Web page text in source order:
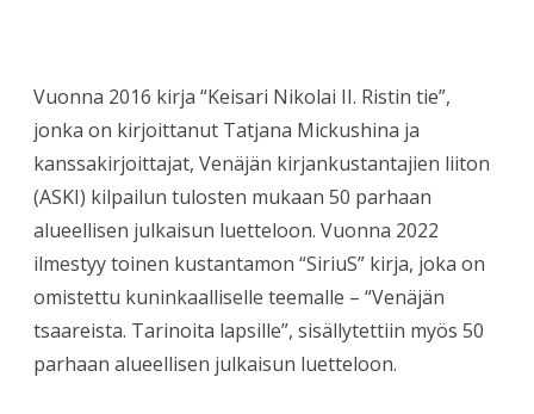
Vuonna 2016 kirja “Keisari Nikolai II. Ristin tie”,
jonka on kirjoittanut Tatjana Mickushina ja
kanssakirjoittajat, Venäjän kirjankustantajien liiton
(ASKI) kilpailun tulosten mukaan 50 parhaan
alueellisen julkaisun luetteloon. Vuonna 2022
ilmestyy toinen kustantamon “SiriuS” kirja, joka on
omistettu kuninkaalliselle teemalle – “Venäjän
tsaareista. Tarinoita lapsille”, sisällytettiin myös 50
parhaan alueellisen julkaisun luetteloon.